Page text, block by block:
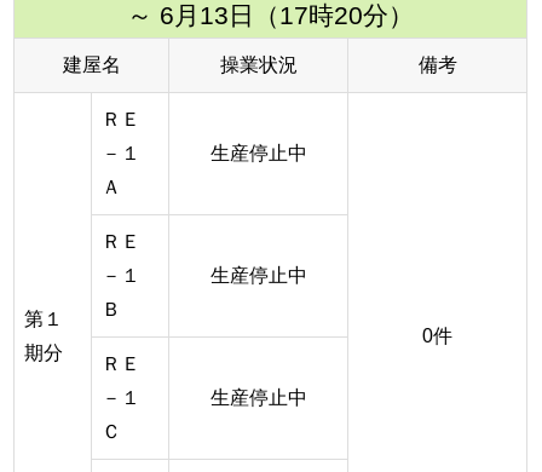
～ 6月13日（17時20分）
建屋名 操業状況 備考
第１
期分
ＲＥ
－１
Ａ
生産停止中
0件
ＲＥ
－１
Ｂ
生産停止中
ＲＥ
－１
Ｃ
生産停止中